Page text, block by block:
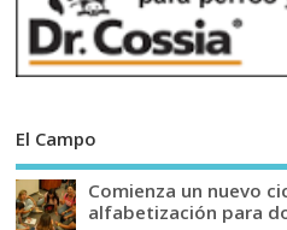
El Campo
Comienza un nuevo
alfabetización para